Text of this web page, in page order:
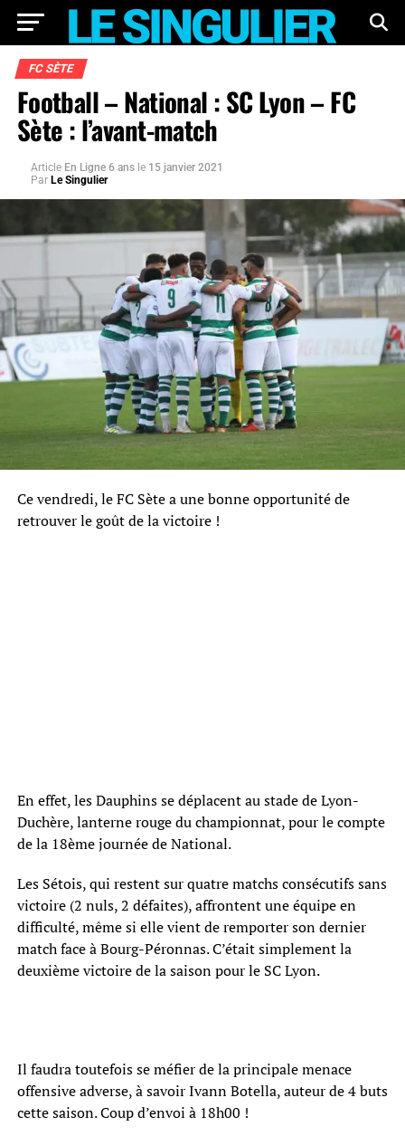
FC SÈTE
Football – National : SC Lyon – FC
Sète : l’avant-match
Article En Ligne 6 ans le 15 janvier 2021
Par Le Singulier
Ce vendredi, le FC Sète a une bonne opportunité de
retrouver le goût de la victoire !
En effet, les Dauphins se déplacent au stade de Lyon-
Duchère, lanterne rouge du championnat, pour le compte
de la 18ème journée de National.
Les Sétois, qui restent sur quatre matchs consécutifs sans
victoire (2 nuls, 2 défaites), affrontent une équipe en
difficulté, même si elle vient de remporter son dernier
match face à Bourg-Péronnas. C’était simplement la
deuxième victoire de la saison pour le SC Lyon.
Il faudra toutefois se méfier de la principale menace
offensive adverse, à savoir Ivann Botella, auteur de 4 buts
cette saison. Coup d’envoi à 18h00 !